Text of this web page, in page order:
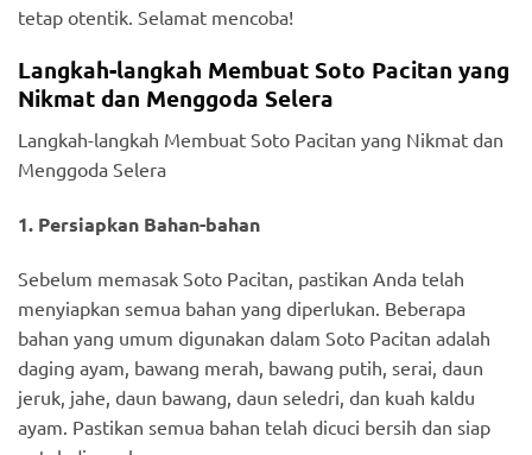
tetap otentik. Selamat mencoba!
Langkah-langkah Membuat Soto Pacitan yang
Nikmat dan Menggoda Selera
Langkah-langkah Membuat Soto Pacitan yang Nikmat dan
Menggoda Selera
1. Persiapkan Bahan-bahan
Sebelum memasak Soto Pacitan, pastikan Anda telah
menyiapkan semua bahan yang diperlukan. Beberapa
bahan yang umum digunakan dalam Soto Pacitan adalah
daging ayam, bawang merah, bawang putih, serai, daun
jeruk, jahe, daun bawang, daun seledri, dan kuah kaldu
ayam. Pastikan semua bahan telah dicuci bersih dan siap